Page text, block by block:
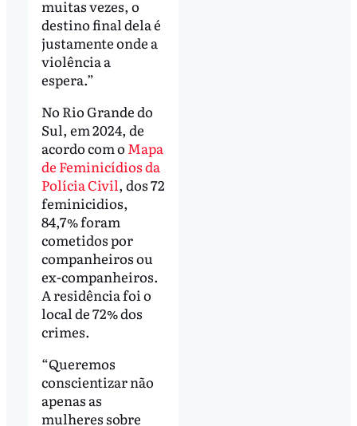
muitas vezes, o
destino final dela é
justamente onde a
violência a
espera.”
No Rio Grande do
Sul, em 2024, de
acordo com o Mapa
de Feminicídios da
Polícia Civil, dos 72
feminicidios,
84,7% foram
cometidos por
companheiros ou
ex-companheiros.
A residência foi o
local de 72% dos
crimes.
“Queremos
conscientizar não
apenas as
mulheres sobre